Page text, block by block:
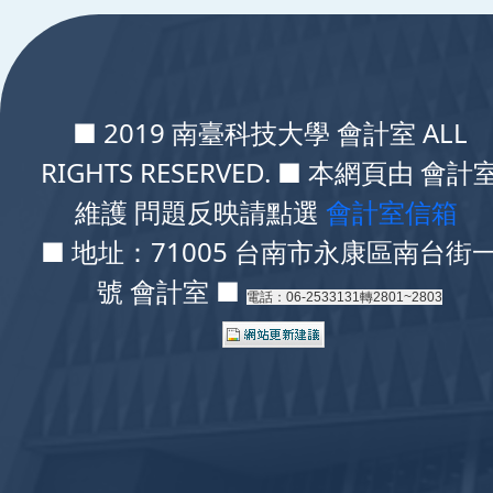
■ 2019 南臺科技大學 會計室 ALL
RIGHTS RESERVED. ■ 本網頁由 會計
維護 問題反映請點選會計室信箱
■ 地址：71005 台南市永康區南台街
號 會計室 ■電話：06-2533131轉2801~2803